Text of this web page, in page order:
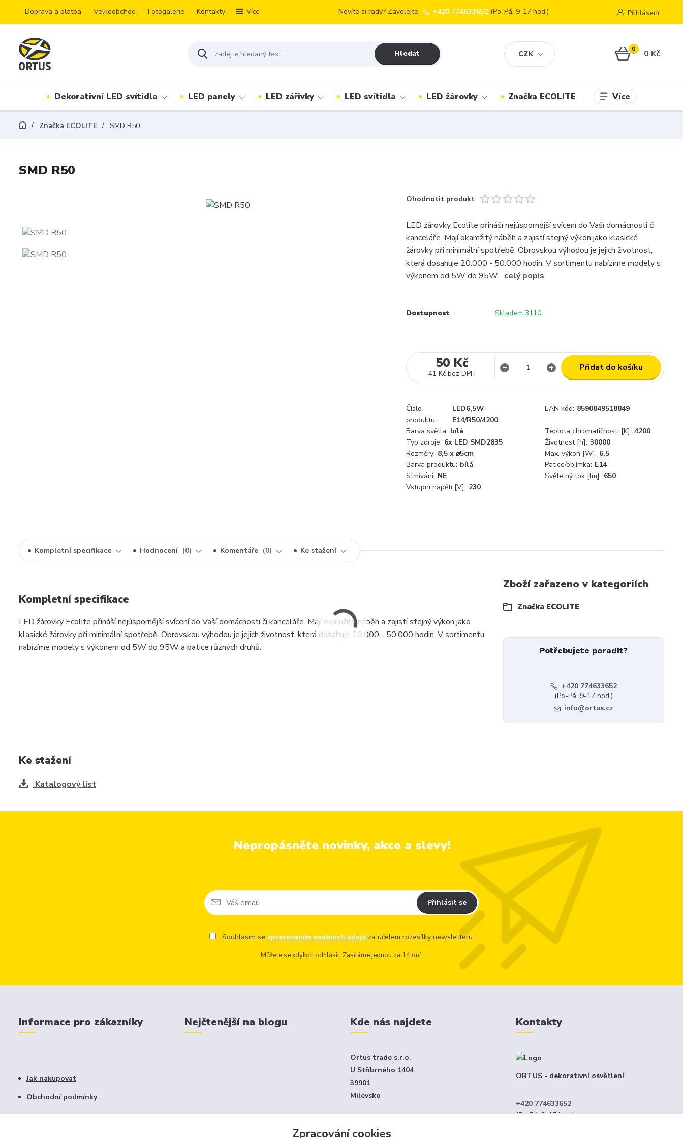
Doprava a platba Velkoobchod Fotogalerie Kontakty Více
CZK
Přihlášení
Hledat
Nevíte si rady? Zavolejte. +420 774633652 (Po-Pá, 9-17 hod.)
0 0 Kč
Dekorativní LED svítidla LED panely LED zářivky LED svítidla LED žárovky Značka ECOLITE Více
Značka ECOLITE SMD R50
SMD R50
Ohodnotit produkt
LED žárovky Ecolite přináší nejúspornější svícení do Vaší domácnosti či
kanceláře. Mají okamžitý náběh a zajistí stejný výkon jako klasické
žárovky při minimální spotřebě. Obrovskou výhodou je jejich životnost,
která dosahuje 20.000 - 50.000 hodin. V sortimentu nabízíme modely s
výkonem od 5W do 95W... celý popis
Dostupnost Skladem 3110
50 Kč
41 Kč bez DPH
Přidat do košíku
Číslo
produktu:
LED6,5W-
E14/R50/4200
EAN kód: 8590849518849
Barva světla: bílá Teplota chromatičnosti [K]: 4200
Typ zdroje: 6x LED SMD2835 Životnost [h]: 30000
Rozměry: 8,5 x ⌀5cm Max. výkon [W]: 6,5
Barva produktu: bílá Patice/objímka: E14
Stmívání: NE Světelný tok [lm]: 650
Vstupní napětí [V]: 230
Kompletní specifikace Hodnocení 0 Komentáře 0 Ke stažení
Kompletní specifikace
LED žárovky Ecolite přináší nejúspornější svícení do Vaší domácnosti či kanceláře. Mají okamžitý náběh a zajistí stejný výkon jako
klasické žárovky při minimální spotřebě. Obrovskou výhodou je jejich životnost, která dosahuje 20.000 - 50.000 hodin. V sortimentu
nabízíme modely s výkonem od 5W do 95W a patice různých druhů.
Zboží zařazeno v kategoriích
Značka ECOLITE
Potřebujete poradit?
+420 774633652
(Po-Pá, 9-17 hod.)
info@ortus.cz
Ke stažení
Katalogový list
Nepropásněte novinky, akce a slevy!
Přihlásit se
Souhlasím se zpracováním osobních údajůza účelem rozesílky newsletteru.
Můžete se kdykoli odhlásit. Zasíláme jednou za 14 dní.
Informace pro zákazníky
Jak nakupovat
Obchodní podmínky
Fotogalerie
Nejčtenější na blogu Kde nás najdete
Ortus trade s.r.o.
U Stříbrného 1404
39901
Milevsko
Jen e-shop - není klasický kamenný
Kontakty
ORTUS - dekorativní osvětlení
+420 774633652
(Po-Pá, 9-17 hod.)
Zpracování cookies